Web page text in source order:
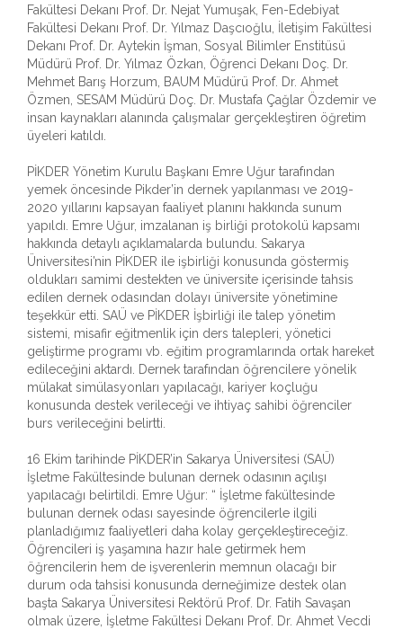
Fakültesi Dekanı Prof. Dr. Nejat Yumuşak, Fen-Edebiyat
Fakültesi Dekanı Prof. Dr. Yılmaz Daşcıoğlu, İletişim Fakültesi
Dekanı Prof. Dr. Aytekin İşman, Sosyal Bilimler Enstitüsü
Müdürü Prof. Dr. Yılmaz Özkan, Öğrenci Dekanı Doç. Dr.
Mehmet Barış Horzum, BAUM Müdürü Prof. Dr. Ahmet
Özmen, SESAM Müdürü Doç. Dr. Mustafa Çağlar Özdemir ve
insan kaynakları alanında çalışmalar gerçekleştiren öğretim
üyeleri katıldı.
PİKDER Yönetim Kurulu Başkanı Emre Uğur tarafından
yemek öncesinde Pikder’in dernek yapılanması ve 2019-
2020 yıllarını kapsayan faaliyet planını hakkında sunum
yapıldı. Emre Uğur, imzalanan iş birliği protokolü kapsamı
hakkında detaylı açıklamalarda bulundu. Sakarya
Üniversitesi’nin PİKDER ile işbirliği konusunda göstermiş
oldukları samimi destekten ve üniversite içerisinde tahsis
edilen dernek odasından dolayı üniversite yönetimine
teşekkür etti. SAÜ ve PİKDER İşbirliği ile talep yönetim
sistemi, misafir eğitmenlik için ders talepleri, yönetici
geliştirme programı vb. eğitim programlarında ortak hareket
edileceğini aktardı. Dernek tarafından öğrencilere yönelik
mülakat simülasyonları yapılacağı, kariyer koçluğu
konusunda destek verileceği ve ihtiyaç sahibi öğrenciler
burs verileceğini belirtti.
16 Ekim tarihinde PİKDER’in Sakarya Üniversitesi (SAÜ)
İşletme Fakültesinde bulunan dernek odasının açılışı
yapılacağı belirtildi. Emre Uğur: “ İşletme fakültesinde
bulunan dernek odası sayesinde öğrencilerle ilgili
planladığımız faaliyetleri daha kolay gerçekleştireceğiz.
Öğrencileri iş yaşamına hazır hale getirmek hem
öğrencilerin hem de işverenlerin memnun olacağı bir
durum oda tahsisi konusunda derneğimize destek olan
başta Sakarya Üniversitesi Rektörü Prof. Dr. Fatih Savaşan
olmak üzere, İşletme Fakültesi Dekanı Prof. Dr. Ahmet Vecdi